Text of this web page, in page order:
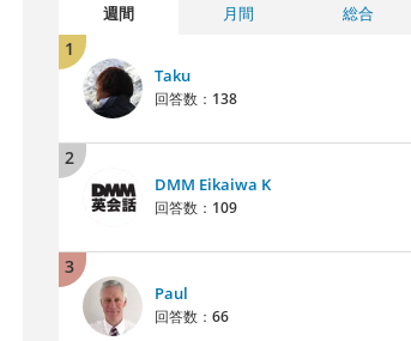
週間 月間 総合
1
Taku
回答数： 138
2
DMM Eikaiwa K
回答数： 109
3
Paul
回答数： 66